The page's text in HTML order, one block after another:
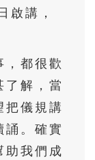
啟講，
，都很歡
了解，當
把儀規講
誦。確實
助我們成